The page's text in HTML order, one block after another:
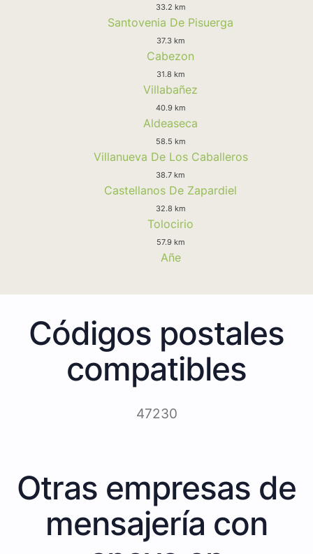
33.2 km
Santovenia De Pisuerga
37.3 km
Cabezon
31.8 km
Villabañez
40.9 km
Aldeaseca
58.5 km
Villanueva De Los Caballeros
38.7 km
Castellanos De Zapardiel
32.8 km
Tolocirio
57.9 km
Añe
Códigos postales
compatibles
47230
Otras empresas de
mensajería con